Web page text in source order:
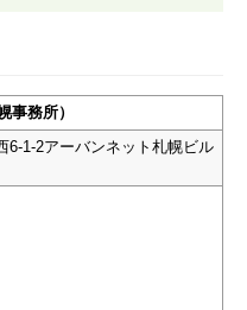
事務所）
6-1-2アーバンネット札幌ビル